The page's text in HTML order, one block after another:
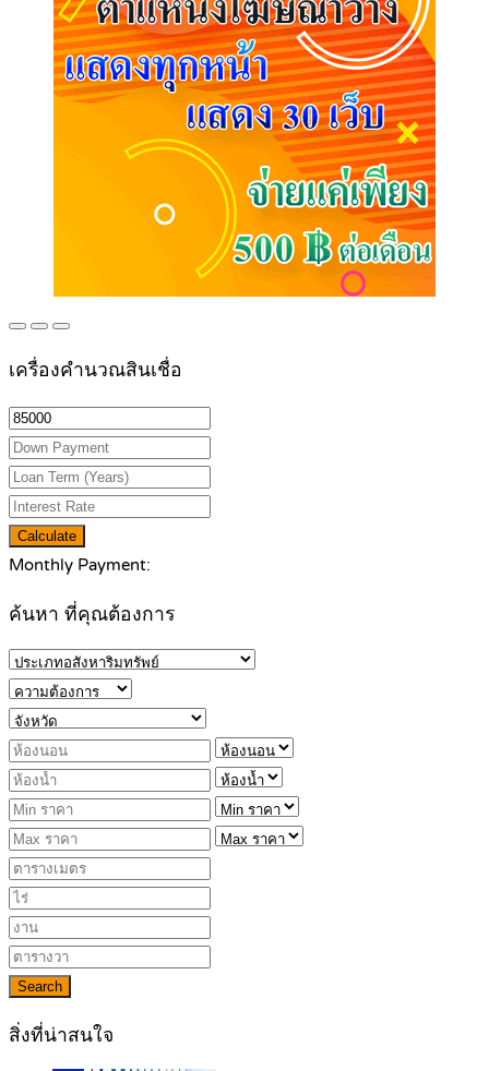
เครื่องคำนวณสินเชื่อ
Calculate
Monthly Payment:
ค้นหา ที่คุณต้องการ
Search
สิ่งที่น่าสนใจ